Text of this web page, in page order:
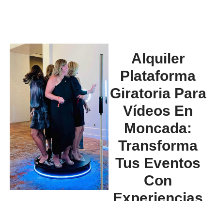
Alquiler
Plataforma
Giratoria Para
Vídeos En
Moncada:
Transforma
Tus Eventos
Con
Experiencias